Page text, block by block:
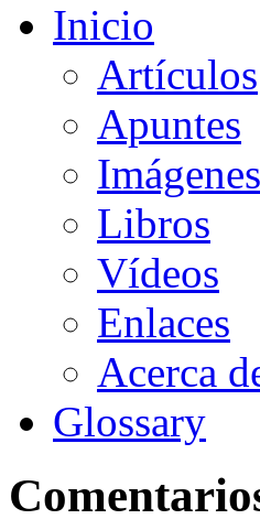
Inicio
Artículos
Apuntes
Imágenes
Libros
Vídeos
Enlaces
Acerca
Glossary